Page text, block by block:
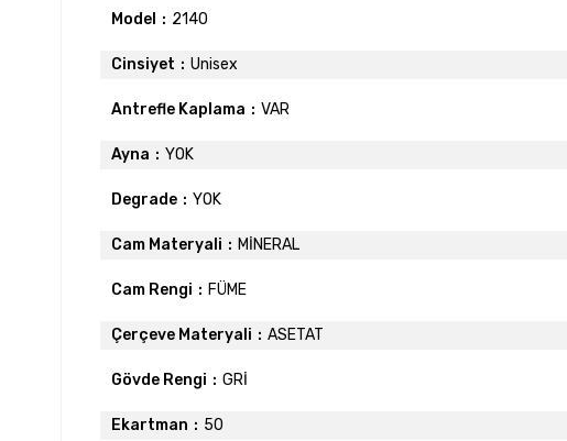
Model 2140
Cinsiyet Unisex
Antrefle Kaplama VAR
Ayna YOK
Degrade YOK
Cam Materyali MİNERAL
Cam Rengi FÜME
Çerçeve Materyali ASETAT
Gövde Rengi GRİ
Ekartman 50